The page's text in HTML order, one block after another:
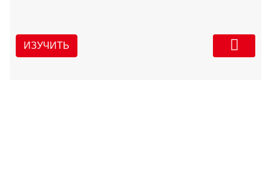
ИЗУЧИТЬ